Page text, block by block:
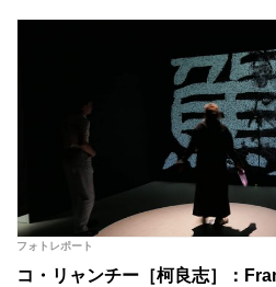
フォトレポート
コ・リャンチー［柯良志］：